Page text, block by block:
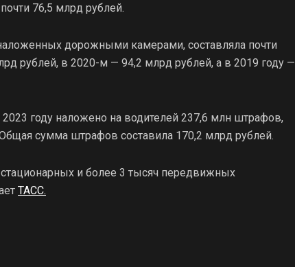
76,5 млрд рублей.
дорожными камерами, составляла почти
рублей, в 2020-м — 94,2 млрд рублей, а в 2019 году —
году наложено на водителей 237,6 млн штрафов,
сумма штрафов составила 170,2 млрд рублей.
стационарных и более 3 тысяч передвижных
ТАСС.